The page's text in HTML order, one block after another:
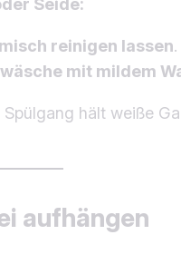
Seide:
reinigen lassen.
mit mildem
hält weiße
aufhängen